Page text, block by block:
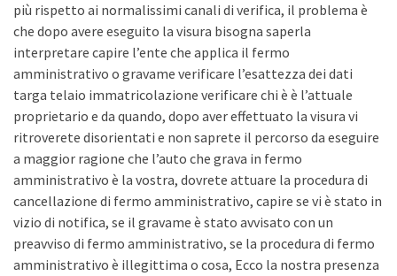
più rispetto ai normalissimi canali di verifica, il problema è
che dopo avere eseguito la visura bisogna saperla
interpretare capire l’ente che applica il fermo
amministrativo o gravame verificare l’esattezza dei dati
targa telaio immatricolazione verificare chi è è l’attuale
proprietario e da quando, dopo aver effettuato la visura vi
ritroverete disorientati e non saprete il percorso da eseguire
a maggior ragione che l’auto che grava in fermo
amministrativo è la vostra, dovrete attuare la procedura di
cancellazione di fermo amministrativo, capire se vi è stato in
vizio di notifica, se il gravame è stato avvisato con un
preavviso di fermo amministrativo, se la procedura di fermo
amministrativo è illegittima o cosa, Ecco la nostra presenza